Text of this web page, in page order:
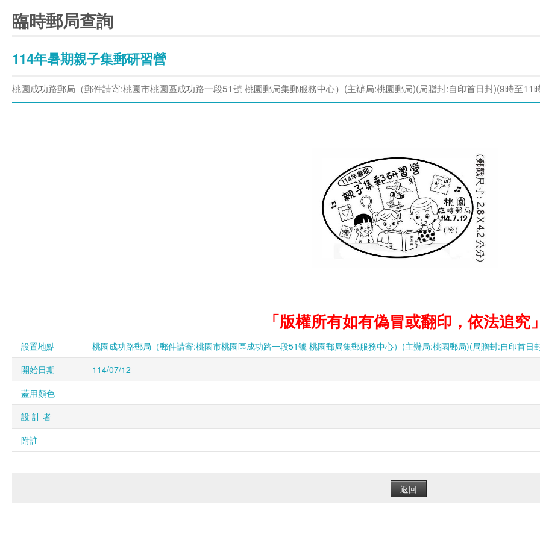
臨時郵局查詢
114年暑期親子集郵研習營
桃園成功路郵局（郵件請寄:桃園市桃園區成功路一段51號 桃園郵局集郵服務中心）(主辦局:桃園郵局)(局贈封:自印首日封)(9時至11
「版權所有如有偽冒或翻印，依法追究
設置地點
桃園成功路郵局（郵件請寄:桃園市桃園區成功路一段51號 桃園郵局集郵服務中心）(主辦局:桃園郵局)(局贈封:自印首日
開始日期
114/07/12
蓋用顏色
設 計 者
附註
返回